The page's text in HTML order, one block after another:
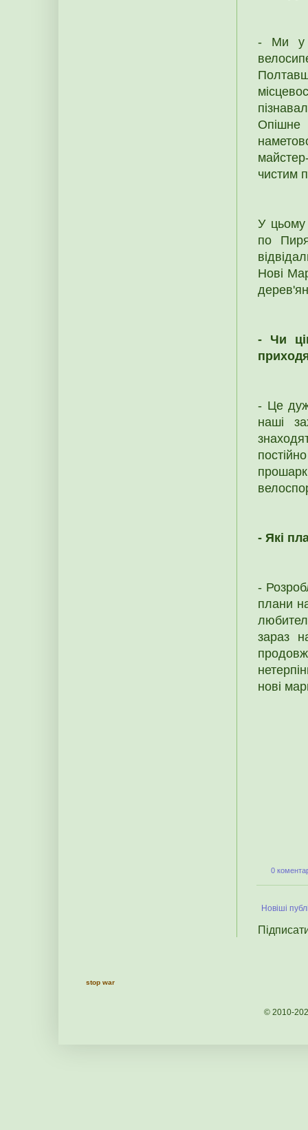
- Ми у
Опішне
чистим
У цьому
по
Нові
- Чи
- Це
наші
- Які
-
плани
зараз
нові
0
Новіші
stop war
© 2010-